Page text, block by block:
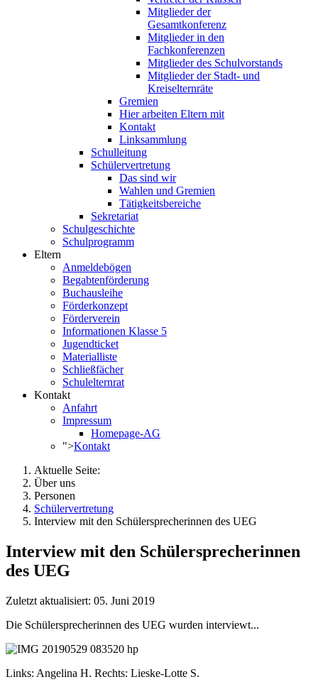
Mitglieder der
Gesamtkonferenz
Mitglieder in den
Fachkonferenzen
Mitglieder des Schulvorstands
Mitglieder der Stadt- und
Kreiselternräte
Gremien
Hier arbeiten Eltern mit
Kontakt
Linksammlung
Schulleitung
Schülervertretung
Das sind wir
Wahlen und Gremien
Tätigkeitsbereiche
Sekretariat
Schulgeschichte
Schulprogramm
Eltern
Anmeldebögen
Begabtenförderung
Buchausleihe
Förderkonzept
Förderverein
Informationen Klasse 5
Jugendticket
Materialliste
Schließfächer
Schulelternrat
Kontakt
Anfahrt
Impressum
Homepage-AG
">Kontakt
Aktuelle Seite:
Über uns
Personen
Schülervertretung
Interview mit den Schülersprecherinnen des UEG
Interview mit den Schülersprecherinnen
des UEG
Zuletzt aktualisiert: 05. Juni 2019
Die Schülersprecherinnen des UEG wurden interviewt...
Links: Angelina H. Rechts: Lieske-Lotte S.